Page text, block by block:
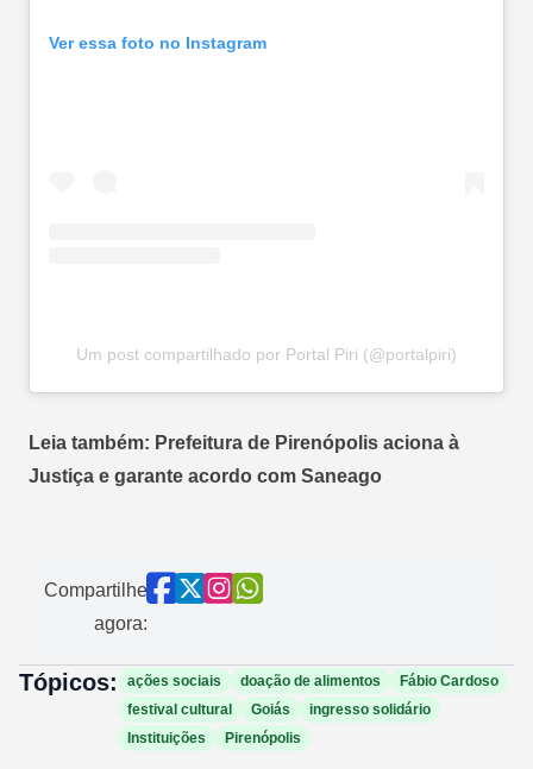
Ver essa foto no Instagram
Um post compartilhado por Portal Piri (@portalpiri)
Leia também: Prefeitura de Pirenópolis aciona à
Justiça e garante acordo com Saneago
Compartilhe
agora:
Tópicos: ações sociais doação de alimentos
Fábio Cardoso
festival cultural
Goiás
ingresso solidário
Instituições
Pirenópolis